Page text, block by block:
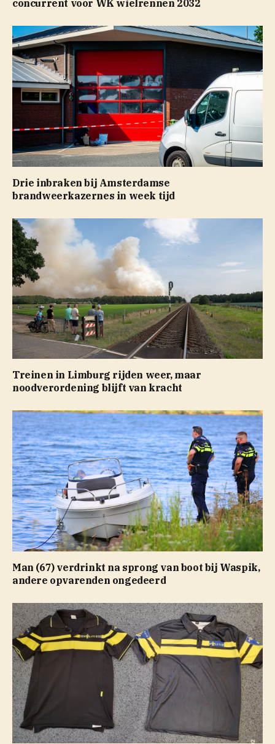
concurrent voor WK wielrennen 2032
Drie inbraken bij Amsterdamse
brandweerkazernes in week tijd
Treinen in Limburg rijden weer, maar
noodverordening blijft van kracht
Man (67) verdrinkt na sprong van boot bij Waspik,
andere opvarenden ongedeerd